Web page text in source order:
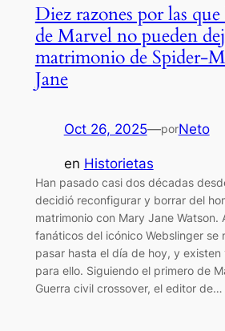
Diez razones por las
de Marvel no pueden
matrimonio de Spider-
Jane
Oct 26, 2025—porNeto
en Historietas
Han pasado casi dos décadas
decidió reconfigurar y borrar del
matrimonio con Mary Jane Watson.
fanáticos del icónico Webslinger se
pasar hasta el día de hoy, y existen
para ello. Siguiendo el primero de
Guerra civil crossover, el editor de…